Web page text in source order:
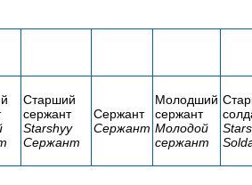
Старший
сержант
Starshyy
Сержант
Сержант
Сержант
Молодший
сержант
Молодой
сержант